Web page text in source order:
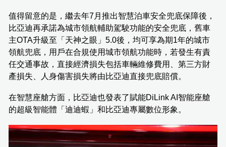
值得留意的是，繼去年7月推出智慧泊車安全兜底保障後，
比亞迪再承諾為城市領航輔助駕駛功能的安全兜底，舊車
主OTA升級至「天神之眼」5.0後，均可享為期1年的城市
領航兜底，用戶在合規使用城市領航功能時，若發生有責
任交通事故，直接經濟損失包括車輛維修費用、第三方財
產損失、人身傷害損失將由比亞迪直接兜底賠償。
在智慧座艙方面，比亞迪也發表了賦能DiLink AI智能座艙
的超級智能體「迪迪蝦」和比亞迪專屬數位形象。